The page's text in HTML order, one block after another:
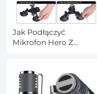
Jak Podłączyć
Mikrofon Hero Z